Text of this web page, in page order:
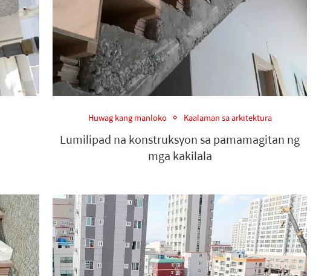
Huwag kang manloko Kaalaman sa arkitektura
Lumilipad na konstruksyon sa pamamagitan ng
mga kakilala